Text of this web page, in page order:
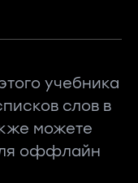
учебника
слов в
можете
оффлайн